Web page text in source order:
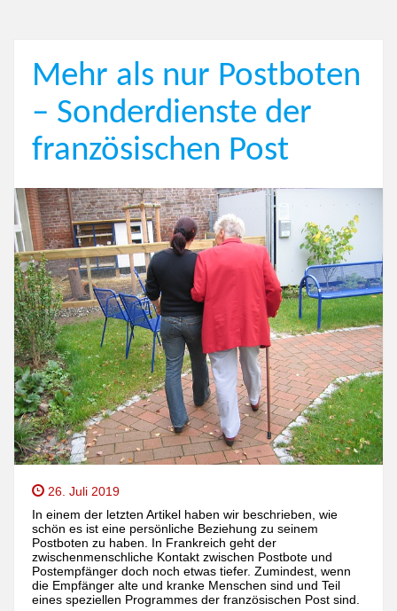
Mehr als nur Postboten
– Sonderdienste der
französischen Post
26. Juli 2019
In einem der letzten Artikel haben wir beschrieben, wie
schön es ist eine persönliche Beziehung zu seinem
Postboten zu haben. In Frankreich geht der
zwischenmenschliche Kontakt zwischen Postbote und
Postempfänger doch noch etwas tiefer. Zumindest, wenn
die Empfänger alte und kranke Menschen sind und Teil
eines speziellen Programmes der französischen Post sind.